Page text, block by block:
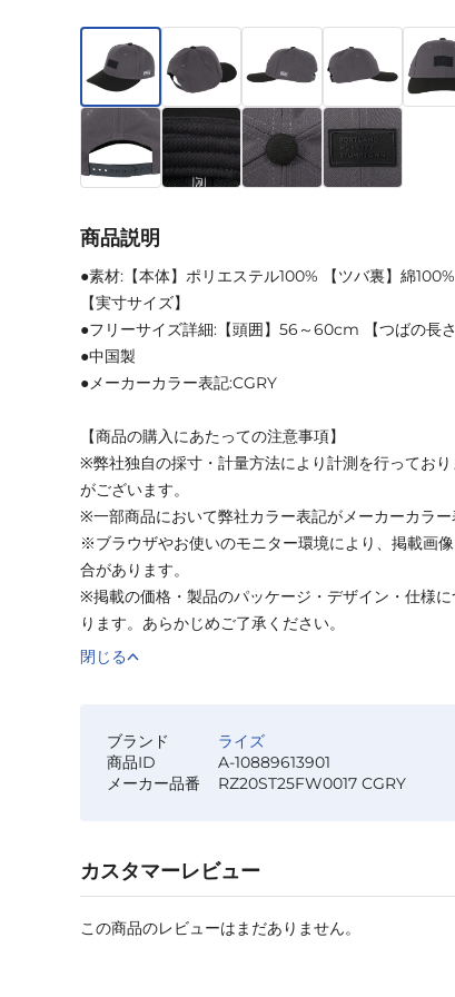
商品説明
●素材:【本体】ポリエステル100% 【ツバ裏】綿100%
【実寸サイズ】
●フリーサイズ詳細:【頭囲】56～60cm 【つばの長
●中国製
●メーカーカラー表記:CGRY
【商品の購入にあたっての注意事項】
※弊社独自の採寸・計量方法により計測を行ってお
がございます。
※一部商品において弊社カラー表記がメーカーカラー
※ブラウザやお使いのモニター環境により、掲載画
合があります。
※掲載の価格・製品のパッケージ・デザイン・仕様
ります。あらかじめご了承ください。
閉じる
ブランド
ライズ
商品ID
A-10889613901
メーカー品番
RZ20ST25FW0017 CGRY
カスタマーレビュー
この商品のレビューはまだありません。